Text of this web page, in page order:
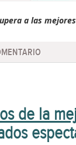
a las
de la